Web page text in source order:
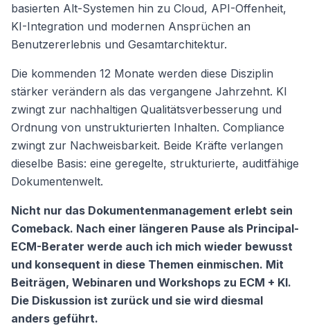
basierten Alt-Systemen hin zu Cloud, API-Offenheit,
KI-Integration und modernen Ansprüchen an
Benutzererlebnis und Gesamtarchitektur.
Die kommenden 12 Monate werden diese Disziplin
stärker verändern als das vergangene Jahrzehnt. KI
zwingt zur nachhaltigen Qualitätsverbesserung und
Ordnung von unstrukturierten Inhalten. Compliance
zwingt zur Nachweisbarkeit. Beide Kräfte verlangen
dieselbe Basis: eine geregelte, strukturierte, auditfähige
Dokumentenwelt.
Nicht nur das Dokumentenmanagement erlebt sein
Comeback. Nach einer längeren Pause als Principal-
ECM-Berater werde auch ich mich wieder bewusst
und konsequent in diese Themen einmischen. Mit
Beiträgen, Webinaren und Workshops zu ECM + KI.
Die Diskussion ist zurück und sie wird diesmal
anders geführt.